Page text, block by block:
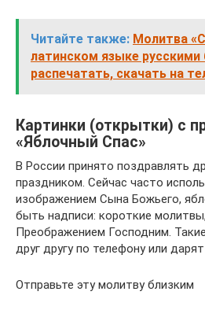
Читайте также: Молитва
латинском языке
распечатать, скачать на
Картинки (открытки) с
«Яблочный Спас»
В России принято поздравлять
праздником. Сейчас часто
изображением Сына Божьего,
быть надписи: короткие
Преображением Господним.
друг другу по телефону или дарят
Отправьте эту молитву близким